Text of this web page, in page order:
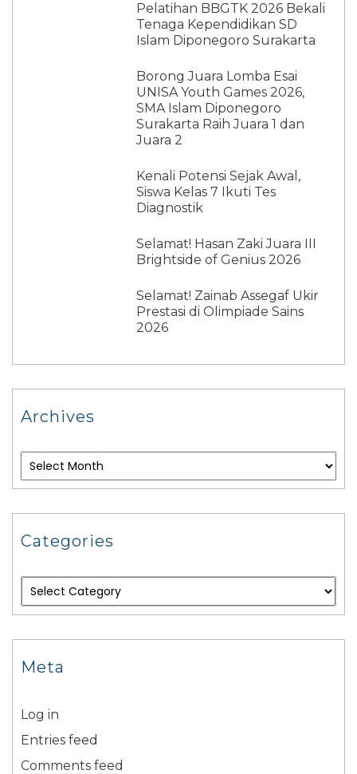
Pelatihan BBGTK 2026 Bekali
Tenaga Kependidikan SD
Islam Diponegoro Surakarta
Borong Juara Lomba Esai
UNISA Youth Games 2026,
SMA Islam Diponegoro
Surakarta Raih Juara 1 dan
Juara 2
Kenali Potensi Sejak Awal,
Siswa Kelas 7 Ikuti Tes
Diagnostik
Selamat! Hasan Zaki Juara III
Brightside of Genius 2026
Selamat! Zainab Assegaf Ukir
Prestasi di Olimpiade Sains
2026
Archives
Categories
Meta
Log in
Entries feed
Comments feed